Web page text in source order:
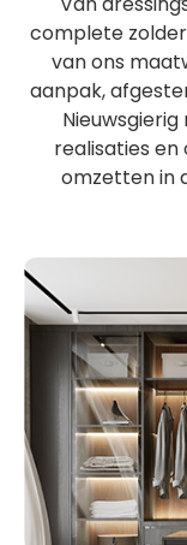
complete
van ons
aanpak,
realisaties
omzetten in